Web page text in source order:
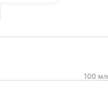
100